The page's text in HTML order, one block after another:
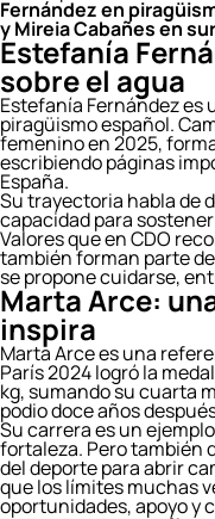
Fernández en
y Mireia Cabañes en
Estefanía
sobre el agua
Estefanía Fernández es
piragüismo español.
femenino en 2025,
escribiendo páginas
España.
Su trayectoria habla de
capacidad para
Valores que en CDO
también forman parte
se propone cuidarse,
Marta Arce:
inspira
Marta Arce es una
París 2024 logró la
kg, sumando su cuarta
podio doce años
Su carrera es un
fortaleza. Pero también
del deporte para abrir
que los límites muchas
oportunidades, apoyo y